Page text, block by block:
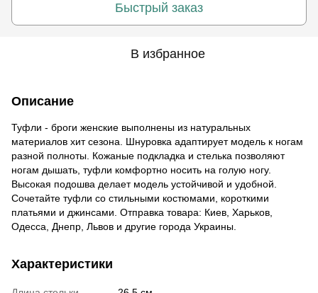
Быстрый заказ
В избранное
Описание
Туфли - броги женские выполнены из натуральных
материалов хит сезона. Шнуровка адаптирует модель к ногам
разной полноты. Кожаные подкладка и стелька позволяют
ногам дышать, туфли комфортно носить на голую ногу.
Высокая подошва делает модель устойчивой и удобной.
Сочетайте туфли со стильными костюмами, короткими
платьями и джинсами. Отправка товара: Киев, Харьков,
Одесса, Днепр, Львов и другие города Украины.
Характеристики